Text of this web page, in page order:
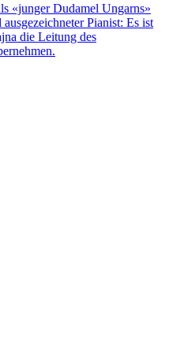
«junger Dudamel Ungarns»
Pianist: Es ist
die Leitung des